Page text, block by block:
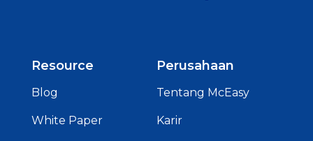
Resource
Blog
White Paper
Perusahaan
Tentang McEasy
Karir